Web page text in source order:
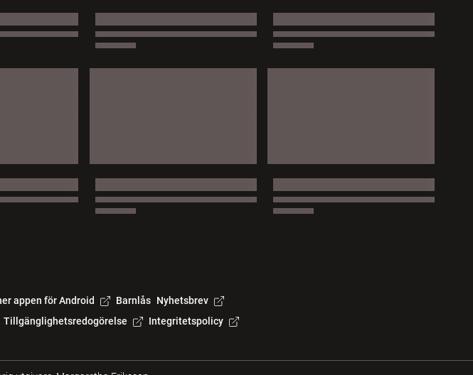
appen för Android Barnlås Nyhetsbrev
Tillgänglighetsredogörelse Integritetspolicy